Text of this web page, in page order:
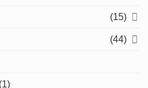
(15)
(44)
(1)